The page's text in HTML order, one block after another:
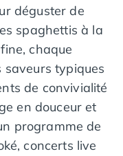
BANK
déguster de
spaghettis à la
chaque
saveurs typiques
de convivialité
en douceur et
programme de
concerts live